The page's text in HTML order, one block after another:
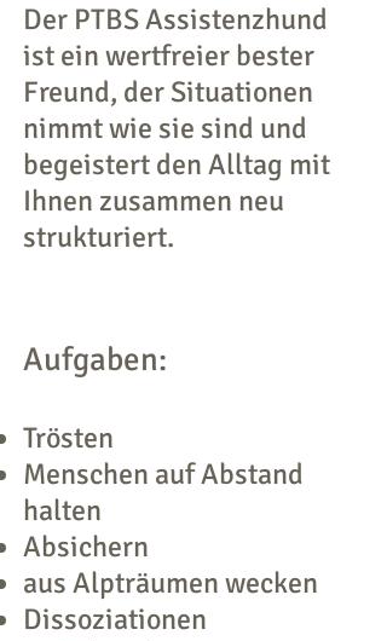
Der PTBS Assistenzhund
ist ein wertfreier bester
Freund, der Situationen
nimmt wie sie sind und
begeistert den Alltag mit
Ihnen zusammen neu
strukturiert.
Aufgaben:
Trösten
Menschen auf Abstand
halten
Absichern
aus Alpträumen wecken
Dissoziationen